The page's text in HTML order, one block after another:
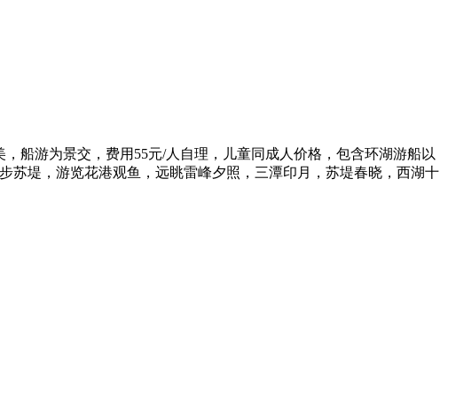
船游为景交，费用55元/人自理，儿童同成人价格，包含环湖游船以
苏堤，游览花港观鱼，远眺雷峰夕照，三潭印月，苏堤春晓，西湖十